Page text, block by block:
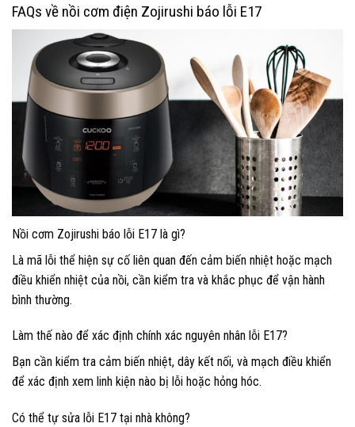
FAQs về nồi cơm điện Zojirushi báo lỗi E17
Nồi cơm Zojirushi báo lỗi E17 là gì?
Là mã lỗi thể hiện sự cố liên quan đến cảm biến nhiệt hoặc mạch
điều khiển nhiệt của nồi, cần kiểm tra và khắc phục để vận hành
bình thường.
Làm thế nào để xác định chính xác nguyên nhân lỗi E17?
Bạn cần kiểm tra cảm biến nhiệt, dây kết nối, và mạch điều khiển
để xác định xem linh kiện nào bị lỗi hoặc hỏng hóc.
Có thể tự sửa lỗi E17 tại nhà không?